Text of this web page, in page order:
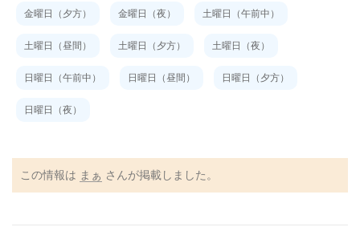
金曜日（夕方） 金曜日（夜） 土曜日（午前中）
土曜日（昼間） 土曜日（夕方） 土曜日（夜）
日曜日（午前中） 日曜日（昼間） 日曜日（夕方）
日曜日（夜）
この情報は まぁ さんが掲載しました。